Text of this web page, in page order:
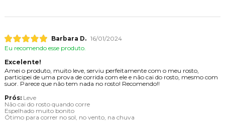
Barbara D. 16/01/2024
Eu recomendo esse produto.
Excelente!
Amei o produto, muito leve, serviu perfeitamente com o meu rosto,
participei de uma prova de corrida com ele e não cai do rosto, mesmo com
suor. Parece que não tem nada no rosto! Recomendo!!
Prós: Leve
Não cai do rosto quando corre
Espelhado muito bonito
Ótimo para correr no sol, no vento, na chuva